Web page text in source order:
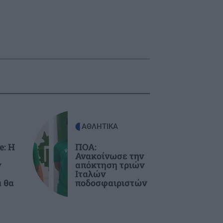
Η
θα
ΑΘΛΗΤΙΚΑ
ΠΟΑ:
Ανακοίνωσε την
απόκτηση τριών
Ιταλών
ποδοσφαιριστών